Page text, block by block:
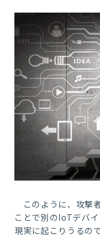
このように、攻撃
ことで別のIoTデバ
現実に起こりうるので